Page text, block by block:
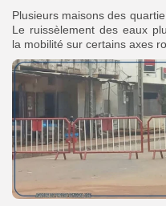
Plusieurs maisons des
Le ruissèlement des eaux
la mobilité sur certains axes